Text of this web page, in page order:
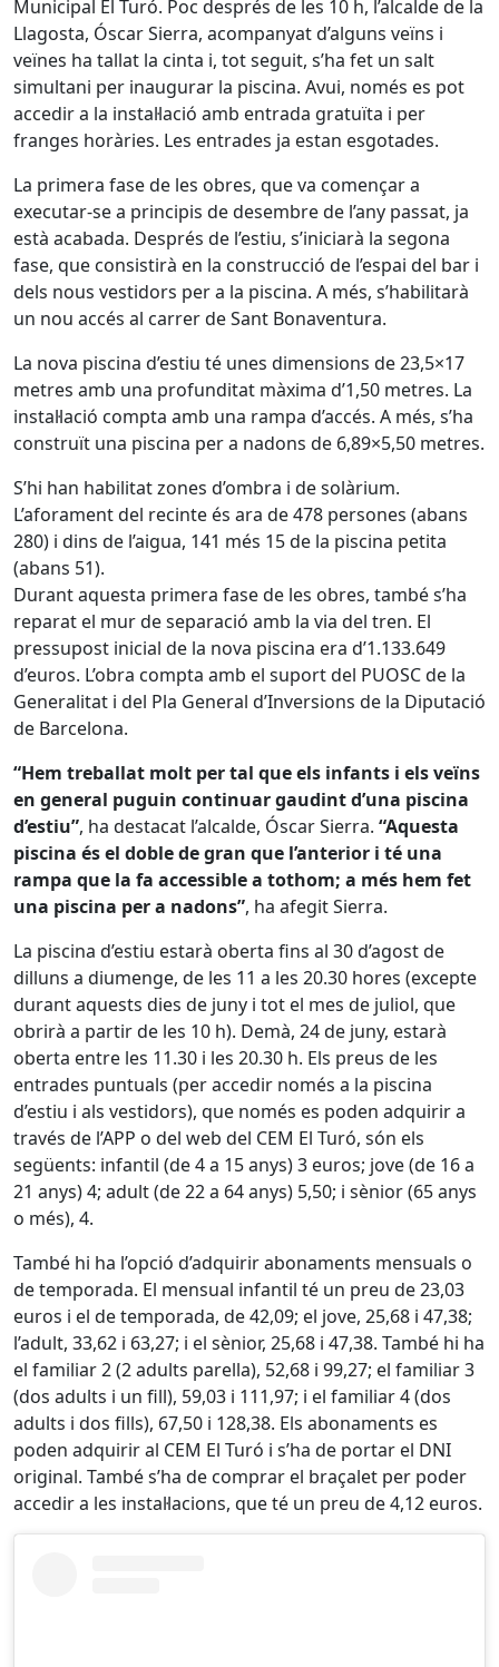
Municipal El Turó. Poc després de les 10 h, l’alcalde de la
Llagosta, Óscar Sierra, acompanyat d’alguns veïns i
veïnes ha tallat la cinta i, tot seguit, s’ha fet un salt
simultani per inaugurar la piscina. Avui, només es pot
accedir a la instal·lació amb entrada gratuïta i per
franges horàries. Les entrades ja estan esgotades.
La primera fase de les obres, que va començar a
executar-se a principis de desembre de l’any passat, ja
està acabada. Després de l’estiu, s’iniciarà la segona
fase, que consistirà en la construcció de l’espai del bar i
dels nous vestidors per a la piscina. A més, s’habilitarà
un nou accés al carrer de Sant Bonaventura.
La nova piscina d’estiu té unes dimensions de 23,5×17
metres amb una profunditat màxima d’1,50 metres. La
instal·lació compta amb una rampa d’accés. A més, s’ha
construït una piscina per a nadons de 6,89×5,50 metres.
S’hi han habilitat zones d’ombra i de solàrium.
L’aforament del recinte és ara de 478 persones (abans
280) i dins de l’aigua, 141 més 15 de la piscina petita
(abans 51).
Durant aquesta primera fase de les obres, també s’ha
reparat el mur de separació amb la via del tren. El
pressupost inicial de la nova piscina era d’1.133.649
d’euros. L’obra compta amb el suport del PUOSC de la
Generalitat i del Pla General d’Inversions de la Diputació
de Barcelona.
“Hem treballat molt per tal que els infants i els veïns
en general puguin continuar gaudint d’una piscina
d’estiu”, ha destacat l’alcalde, Óscar Sierra. “Aquesta
piscina és el doble de gran que l’anterior i té una
rampa que la fa accessible a tothom; a més hem fet
una piscina per a nadons”, ha afegit Sierra.
La piscina d’estiu estarà oberta fins al 30 d’agost de
dilluns a diumenge, de les 11 a les 20.30 hores (excepte
durant aquests dies de juny i tot el mes de juliol, que
obrirà a partir de les 10 h). Demà, 24 de juny, estarà
oberta entre les 11.30 i les 20.30 h. Els preus de les
entrades puntuals (per accedir només a la piscina
d’estiu i als vestidors), que només es poden adquirir a
través de l’APP o del web del CEM El Turó, són els
següents: infantil (de 4 a 15 anys) 3 euros; jove (de 16 a
21 anys) 4; adult (de 22 a 64 anys) 5,50; i sènior (65 anys
o més), 4.
També hi ha l’opció d’adquirir abonaments mensuals o
de temporada. El mensual infantil té un preu de 23,03
euros i el de temporada, de 42,09; el jove, 25,68 i 47,38;
l’adult, 33,62 i 63,27; i el sènior, 25,68 i 47,38. També hi ha
el familiar 2 (2 adults parella), 52,68 i 99,27; el familiar 3
(dos adults i un fill), 59,03 i 111,97; i el familiar 4 (dos
adults i dos fills), 67,50 i 128,38. Els abonaments es
poden adquirir al CEM El Turó i s’ha de portar el DNI
original. També s’ha de comprar el braçalet per poder
accedir a les instal·lacions, que té un preu de 4,12 euros.